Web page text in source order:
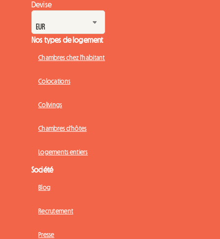
Devise
Nos types de logement
Chambres chez l'habitant
Colocations
Colivings
Chambres d'hôtes
Logements entiers
Société
Blog
Recrutement
Presse